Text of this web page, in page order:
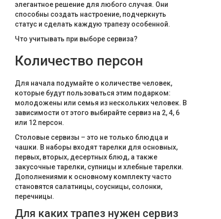
Столовые
приборы
Текстиль
Фарфор
Бренды
элегантное решение для любого случая. Они
способны создать настроение, подчеркнуть
статус и сделать каждую трапезу особенной.
Что учитывать при выборе сервиза?
Количество персон
Для начала подумайте о количестве человек,
которые будут пользоваться этим подарком:
молодожены или семья из нескольких человек. В
зависимости от этого выбирайте сервиз на 2, 4, 6
или 12 персон.
Столовые сервизы – это не только блюдца и
чашки. В наборы входят тарелки для основных,
первых, вторых, десертных блюд, а также
закусочные тарелки, супницы и хлебные тарелки.
Дополнениями к основному комплекту часто
становятся салатницы, соусницы, солонки,
перечницы.
Для каких трапез нужен сервиз